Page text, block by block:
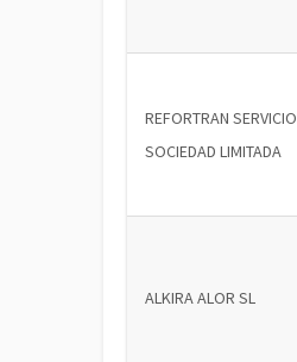
REFORTRAN SERVICIO
SOCIEDAD LIMITADA
ALKIRA ALOR SL